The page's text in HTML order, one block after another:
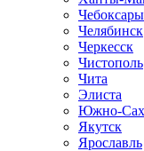
Чебоксары
Челябинск
Черкесск
Чистополь
Чита
Элиста
Южно-
Якутск
Ярославль